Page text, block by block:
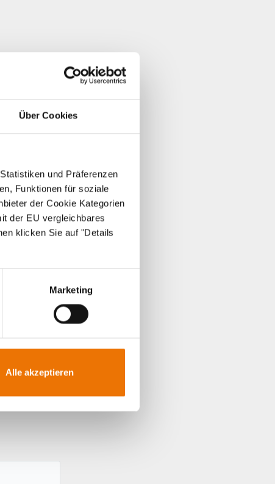
Über Cookies
und Präferenzen
Funktionen für soziale
der Cookie Kategorien
der EU vergleichbares
klicken Sie auf "Details
Marketing
Alle akzeptieren